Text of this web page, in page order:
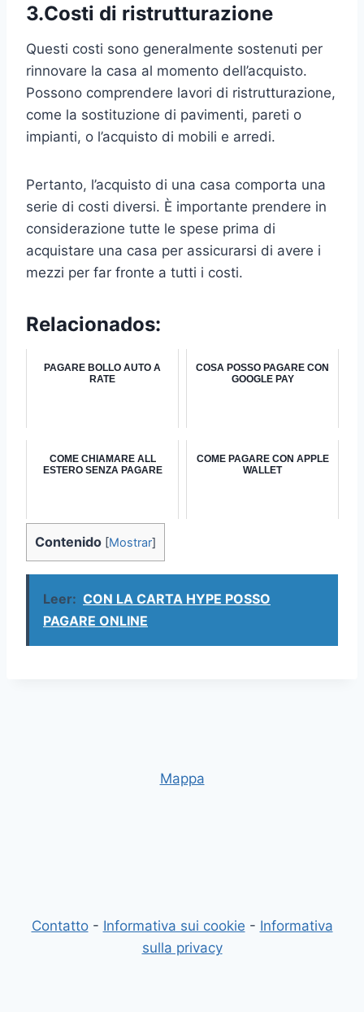
3.Costi di ristrutturazione
Questi costi sono generalmente sostenuti per
rinnovare la casa al momento dell’acquisto.
Possono comprendere lavori di ristrutturazione,
come la sostituzione di pavimenti, pareti o
impianti, o l’acquisto di mobili e arredi.
Pertanto, l’acquisto di una casa comporta una
serie di costi diversi. È importante prendere in
considerazione tutte le spese prima di
acquistare una casa per assicurarsi di avere i
mezzi per far fronte a tutti i costi.
Relacionados:
PAGARE BOLLO AUTO A
RATE
COSA POSSO PAGARE CON
GOOGLE PAY
COME CHIAMARE ALL
ESTERO SENZA PAGARE
COME PAGARE CON APPLE
WALLET
Contenido [Mostrar]
Leer: CON LA CARTA HYPE POSSO
PAGARE ONLINE
Mappa
Contatto- Informativa sui cookie - Informativa
sulla privacy